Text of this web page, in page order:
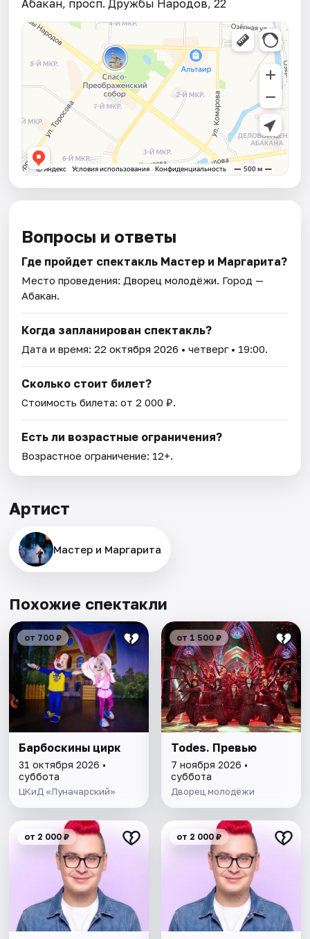
Абакан, просп. Дружбы Народов, 22
Вопросы и ответы
Где пройдет спектакль Мастер и Маргарита?
Место проведения: Дворец молодёжи. Город —
Абакан.
Когда запланирован спектакль?
Дата и время:22 октября 2026 • четверг • 19:00.
Сколько стоит билет?
Стоимость билета: от 2 000 ₽.
Есть ли возрастные ограничения?
Возрастное ограничение: 12+.
Артист
Мастер и Маргарита
Похожие спектакли
от 700 ₽
Барбоскины цирк
31 октября 2026 •
суббота
ЦКиД «Луначарский»
от 1 500 ₽
Todes. Превью
7 ноября 2026 •
суббота
Дворец молодёжи
от 2 000 ₽ от 2 000 ₽